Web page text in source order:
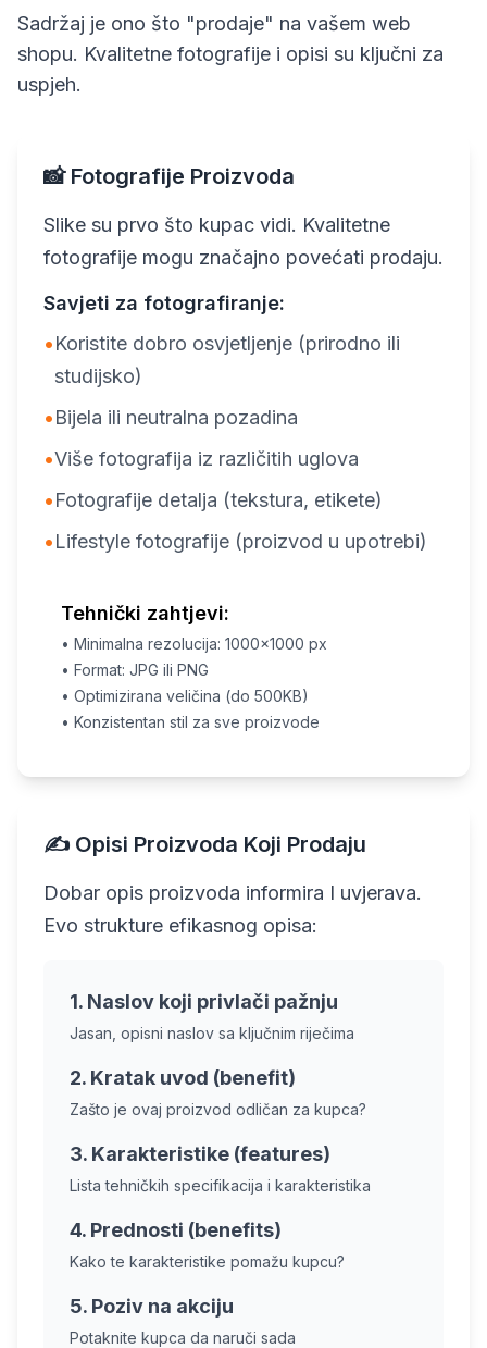
Sadržaj je ono što "prodaje" na vašem web
shopu. Kvalitetne fotografije i opisi su ključni za
uspjeh.
📸 Fotografije Proizvoda
Slike su prvo što kupac vidi. Kvalitetne
fotografije mogu značajno povećati prodaju.
Savjeti za fotografiranje:
•Koristite dobro osvjetljenje (prirodno ili
studijsko)
•Bijela ili neutralna pozadina
•Više fotografija iz različitih uglova
•Fotografije detalja (tekstura, etikete)
•Lifestyle fotografije (proizvod u upotrebi)
Tehnički zahtjevi:
• Minimalna rezolucija: 1000x1000 px
• Format: JPG ili PNG
• Optimizirana veličina (do 500KB)
• Konzistentan stil za sve proizvode
✍️ Opisi Proizvoda Koji Prodaju
Dobar opis proizvoda informira I uvjerava.
Evo strukture efikasnog opisa:
1. Naslov koji privlači pažnju
Jasan, opisni naslov sa ključnim riječima
2. Kratak uvod (benefit)
Zašto je ovaj proizvod odličan za kupca?
3. Karakteristike (features)
Lista tehničkih specifikacija i karakteristika
4. Prednosti (benefits)
Kako te karakteristike pomažu kupcu?
5. Poziv na akciju
Potaknite kupca da naruči sada